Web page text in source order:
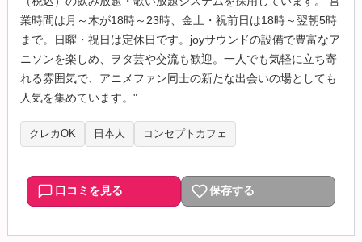
業時間は月～木が18時～23時、金土・祝前日は18時～翌朝5時
まで。日曜・祝日は定休日です。joyサウンドの設備で豊富なア
ニソンを楽しめ、ヲタ芸や交流も歓迎。一人でも気軽に立ち寄
れる雰囲気で、アニメファン同士の新たな出会いの場としても
人気を集めています。"
クレカOK 日本人 コンセプトカフェ
口コミを見る 保存する